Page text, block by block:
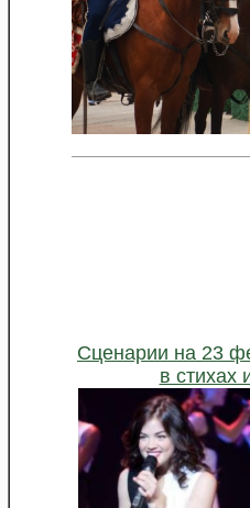
Сценарии на 23
в стихах